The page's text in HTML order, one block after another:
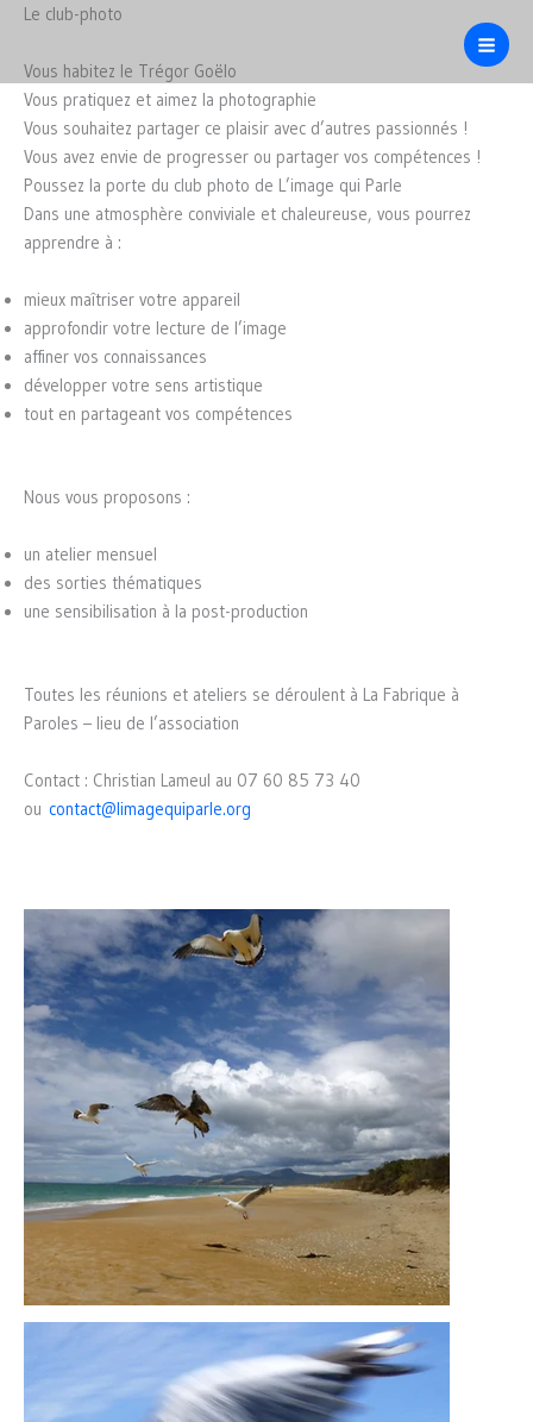
Aller
contenu
Le club-photo
Vous habitez le Trégor Goëlo
Vous pratiquez et aimez la photographie
Vous souhaitez partager ce plaisir avec d’autres passionnés !
Vous avez envie de progresser ou partager vos compétences !
Poussez la porte du club photo de L’image qui Parle
Dans une atmosphère conviviale et chaleureuse, vous pourrez
apprendre à :
mieux maîtriser votre appareil
approfondir votre lecture de l’image
affiner vos connaissances
développer votre sens artistique
tout en partageant vos compétences
Nous vous proposons :
un atelier mensuel
des sorties thématiques
une sensibilisation à la post-production
Toutes les réunions et ateliers se déroulent à La Fabrique à
Paroles – lieu de l’association
Contact : Christian Lameul au 07 60 85 73 40
ou contact@limagequiparle.org